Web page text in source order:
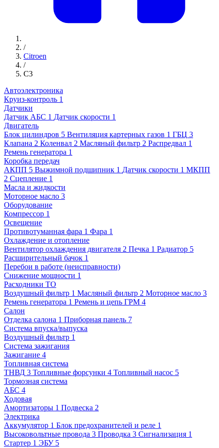
/
Citroen
/
C3
Автоэлектроника
Круиз-контроль 1
Датчики
Датчик АБС 1 Датчик скорости 1
Двигатель
Блок цилиндров 5 Вентиляция картерных газов 1 ГБЦ 3
Клапана 2 Коленвал 2 Масляный фильтр 2 Распредвал 1
Ремень генератора 1
Коробка передач
АКПП 5 Выжимной подшипник 1 Датчик скорости 1 МКПП
2 Сцепление 1
Масла и жидкости
Моторное масло 3
Оборудование
Компрессор 1
Освещение
Противотуманная фара 1 Фара 1
Охлаждение и отопление
Вентилятор охлаждения двигателя 2 Печка 1 Радиатор 5
Расширительный бачок 1
Перебои в работе (неисправности)
Снижение мощности 1
Расходники ТО
Воздушный фильтр 1 Масляный фильтр 2 Моторное масло 3
Ремень генератора 1 Ремень и цепь ГРМ 4
Салон
Отделка салона 1 Приборная панель 7
Система впуска/выпуска
Воздушный фильтр 1
Система зажигания
Зажигание 4
Топливная система
ТНВД 3 Топливные форсунки 4 Топливный насос 5
Тормозная система
АБС 4
Ходовая
Амортизаторы 1 Подвеска 2
Электрика
Аккумулятор 1 Блок предохранителей и реле 1
Высоковольтные провода 3 Проводка 3 Сигнализация 1
Стартер 1 ЭБУ 5